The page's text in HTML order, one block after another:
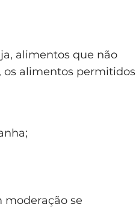
alimentos que não
os alimentos permitidos
moderação se